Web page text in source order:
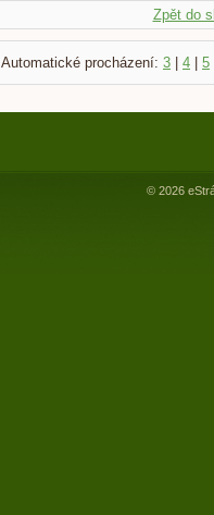
Zpět do
Automatické procházení: 3 4 5
© 2026